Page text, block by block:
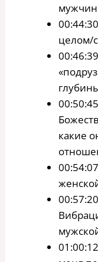
целом/
какие